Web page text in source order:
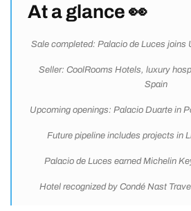
At a glance 👀
Sale completed: Palacio de Luces joins
Seller: CoolRooms Hotels, luxury
Spain
Upcoming openings: Palacio Duarte in
Future pipeline includes projects in
Palacio de Luces earned Michelin
Hotel recognized by Condé Nast